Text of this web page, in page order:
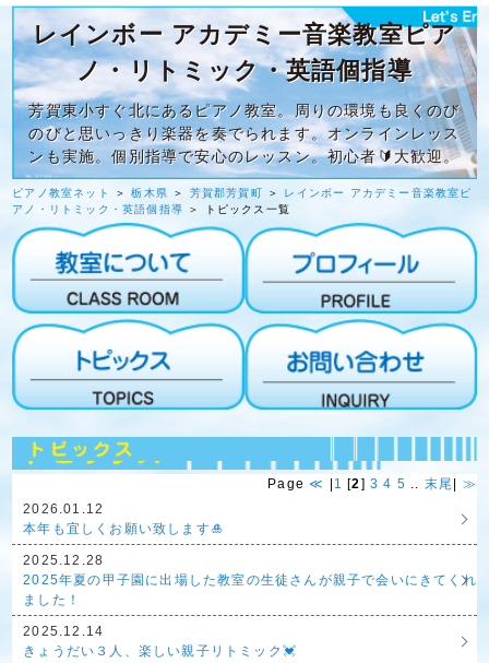
レインボー アカデミー音楽教室ピア
ノ・リトミック・英語個指導
芳賀東小すぐ北にあるピアノ教室。周りの環境も良くのび
のびと思いっきり楽器を奏でられます。オンラインレッス
ンも実施。個別指導で安心のレッスン。初心者🔰大歓迎。
ピアノ教室ネット ＞栃木県 ＞ 芳賀郡芳賀町 ＞ レインボー アカデミー音楽教室ピ
アノ・リトミック・英語個指導 ＞ トピックス一覧
Page ≪ 1 [2] 3 4 5 .. 末尾
≫
2026.01.12
本年も宜しくお願い致します🎍
2025.12.28
2025年夏の甲子園に出場した教室の生徒さんが親子で会いにきてくれ
ました！
2025.12.14
きょうだい３人、楽しい親子リトミック💓